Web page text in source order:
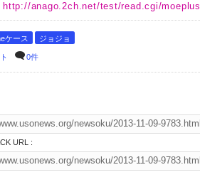
http://anago.2ch.net/test/read.cgi/
ケース ジョジョ
0件
URL :